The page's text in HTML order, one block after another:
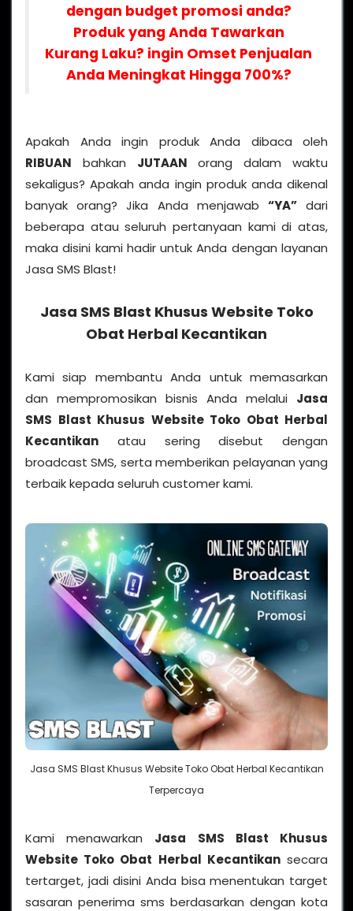
dengan budget promosi anda?
Produk yang Anda Tawarkan
Kurang Laku? ingin Omset Penjualan
Anda Meningkat Hingga 700%?
Apakah Anda ingin produk Anda dibaca oleh
RIBUAN bahkan JUTAAN orang dalam waktu
sekaligus? Apakah anda ingin produk anda dikenal
banyak orang? Jika Anda menjawab “YA”dari
beberapa atau seluruh pertanyaan kami di atas,
maka disini kami hadir untuk Anda dengan layanan
Jasa SMS Blast!
Jasa SMS Blast Khusus Website Toko
Obat Herbal Kecantikan
Kami siap membantu Anda untuk memasarkan
dan mempromosikan bisnis Anda melalui Jasa
SMS Blast Khusus Website Toko Obat Herbal
Kecantikan atau sering disebut dengan
broadcast SMS, serta memberikan pelayanan yang
terbaik kepada seluruh customer kami.
Jasa SMS Blast Khusus Website Toko Obat Herbal Kecantikan
Terpercaya
Kami menawarkan Jasa SMS Blast Khusus
Website Toko Obat Herbal Kecantikansecara
tertarget, jadi disini Anda bisa menentukan target
sasaran penerima sms berdasarkan dengan kota